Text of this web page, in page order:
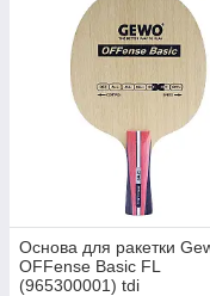
Основа для ракетки
OFFense Basic FL
(965300001) tdi